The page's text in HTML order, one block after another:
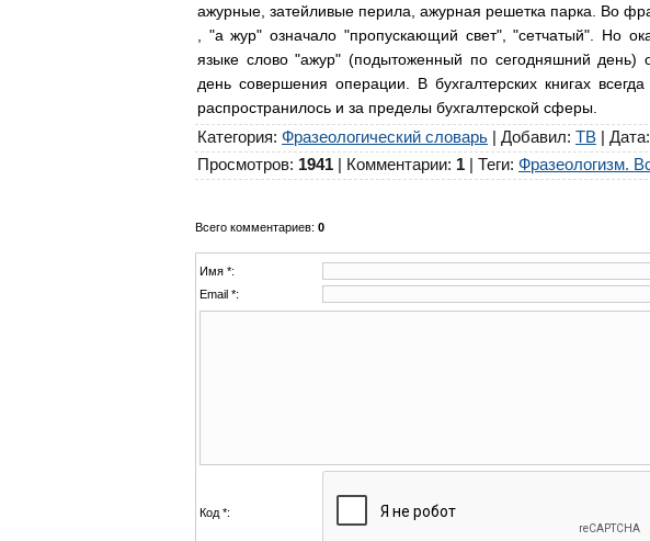
ажурные, затейливые перила, ажурная решетка парка. Во
, "а жур" означало "пропускающий свет", "сетчатый". Но
языке слово "ажур" (подытоженный по сегодняшний день)
день совершения операции. В бухгалтерских книгах
распространилось и за пределы бухгалтерской сферы.
Категория: Фразеологический словарь Добавил: ТВ |
Просмотров: 1941 Комментарии: 1 Теги: Фразеологизм.
Всего комментариев: 0
Имя *:
Email *:
Код *: